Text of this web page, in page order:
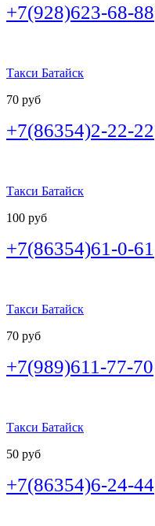
+7(928)623-68-88
Такси Батайск
70 руб
+7(86354)2-22-22
Такси Батайск
100 руб
+7(86354)61-0-61
Такси Батайск
70 руб
+7(989)611-77-70
Такси Батайск
50 руб
+7(86354)6-24-44